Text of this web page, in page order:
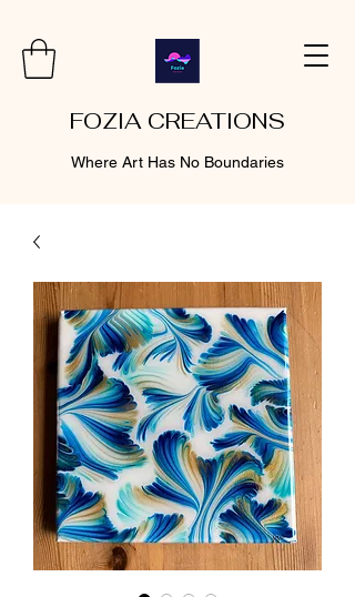
FOZIA CREATIONS
Where Art Has No Boundaries